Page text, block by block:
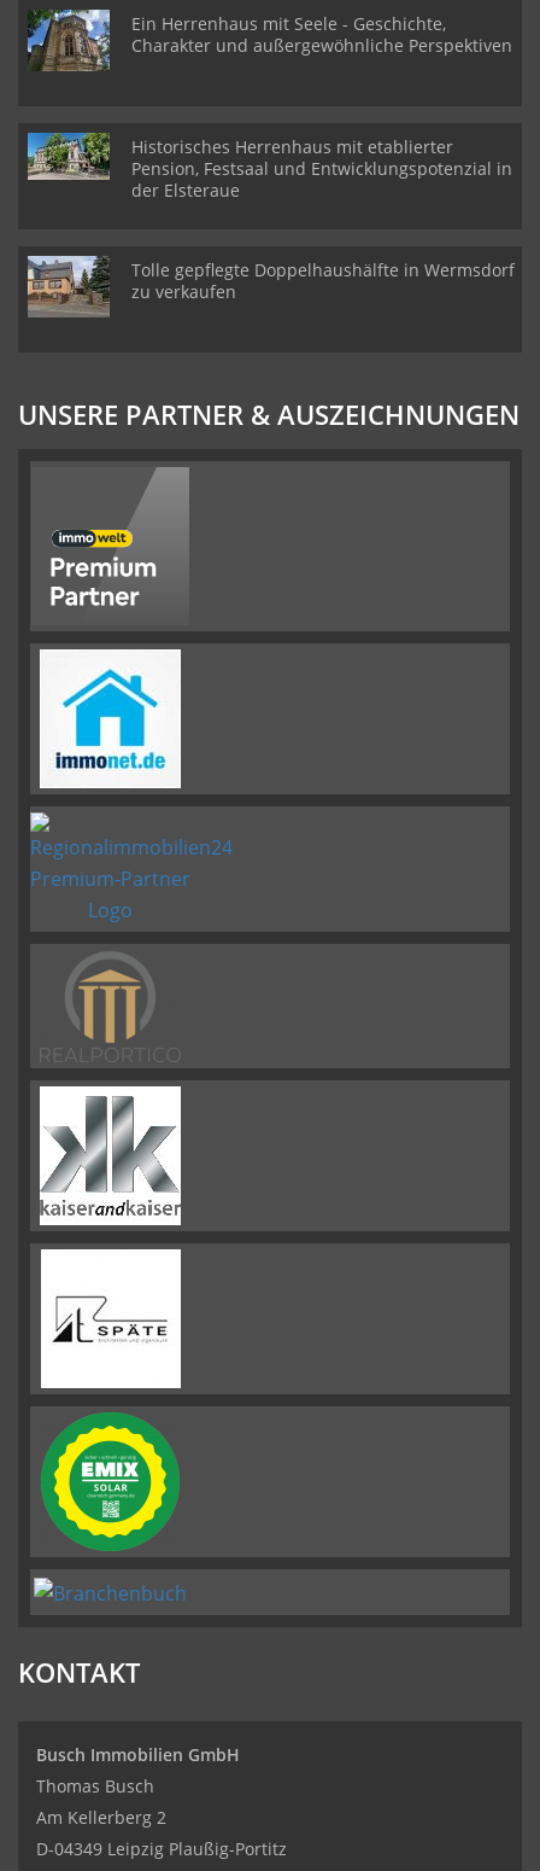
Ein Herrenhaus mit Seele - Geschichte,
Charakter und außergewöhnliche Perspektiven
Historisches Herrenhaus mit etablierter
Pension, Festsaal und Entwicklungspotenzial in
der Elsteraue
Tolle gepflegte Doppelhaushälfte in Wermsdorf
zu verkaufen
UNSERE PARTNER & AUSZEICHNUNGEN
KONTAKT
Busch Immobilien GmbH
Thomas Busch
Am Kellerberg 2
D-04349 Leipzig Plaußig-Portitz